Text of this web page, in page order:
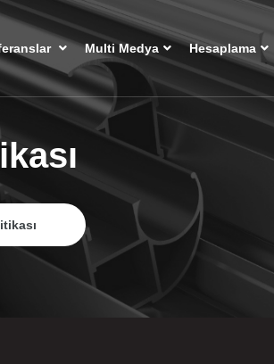
Multi Medya Hesaplama